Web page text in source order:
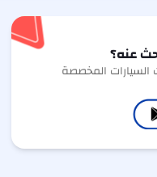
عنه؟
السيارات المخصصة